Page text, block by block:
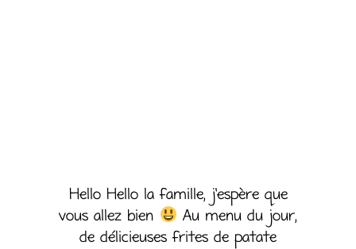
Hello Hello la famille, j’espère que
vous allez bien
Au menu du jour,
de délicieuses frites de patate